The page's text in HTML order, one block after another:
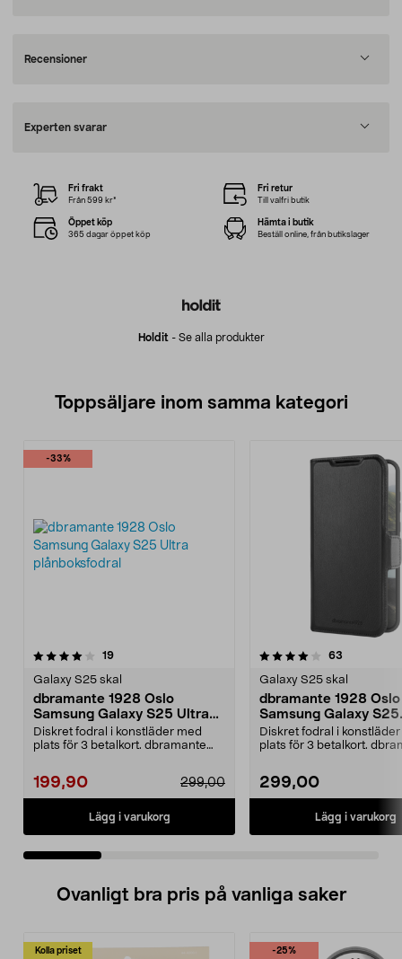
Recensioner
Experten svarar
Holdit - Se alla produkter
Fri frakt
Från 599 kr*
Fri retur
Till valfri butik
Öppet köp
365 dagar öppet köp
Hämta i butik
Beställ online, från butikslager
Toppsäljare inom samma kategori
-33%
19recensioner
Galaxy S25 skal
dbramante 1928 Oslo
Samsung Galaxy S25 Ultra
plånboksfodral
Diskret fodral i konstläder med
plats för 3 betalkort. dbramante
199,90 299,00
Lägg i varukorg
4.0 av 5 stjärnor 63
Galaxy S25 skal
dbramante 1928 Oslo
Samsung Galaxy S25
plånboksfodral
Diskret fodral i
plats för 3 betalkort.
299,00
Lägg i varukorg
0.0 av 5 stjärnor
Ovanligt bra pris på vanliga saker
Kolla priset -25%